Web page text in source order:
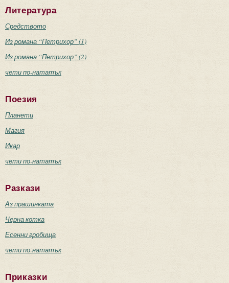
Литература
Средството
Из романа “Петрихор” (1)
Из романа “Петрихор” (2)
чети по-нататък
Поезия
Планети
Магия
Икар
чети по-нататък
Разкази
Аз прашинката
Черна котка
Есенни гробища
чети по-нататък
Приказки